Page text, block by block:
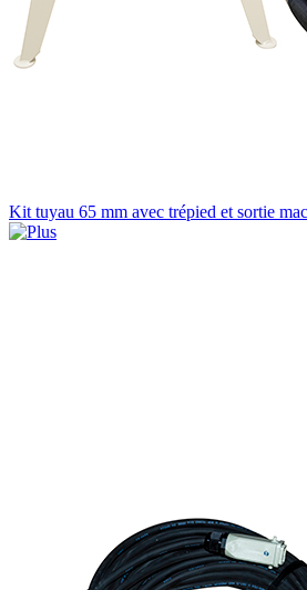
Kit tuyau 65 mm avec trépied et sortie